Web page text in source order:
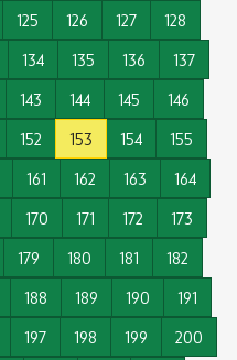
125 126 127
128
134 135 136
137
143 144 145
146
152 153 154
155
161 162 163
164
170 171 172
173
179 180 181
182
188 189 190
191
197 198 199
200